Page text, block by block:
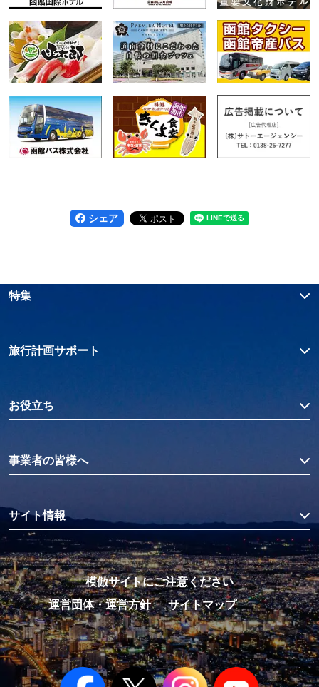
シェア
特集
旅行計画サポート
お役立ち
事業者の皆様へ
サイト情報
模倣サイトにご注意ください
運営団体・運営方針
サイトマップ